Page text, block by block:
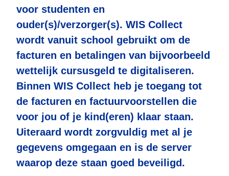
voor studenten en
ouder(s)/verzorger(s). WIS Collect
wordt vanuit school gebruikt om de
facturen en betalingen van bijvoorbeeld
wettelijk cursusgeld te digitaliseren.
Binnen WIS Collect heb je toegang tot
de facturen en factuurvoorstellen die
voor jou of je kind(eren) klaar staan.
Uiteraard wordt zorgvuldig met al je
gegevens omgegaan en is de server
waarop deze staan goed beveiligd.